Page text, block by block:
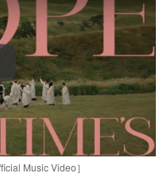
Music Video］